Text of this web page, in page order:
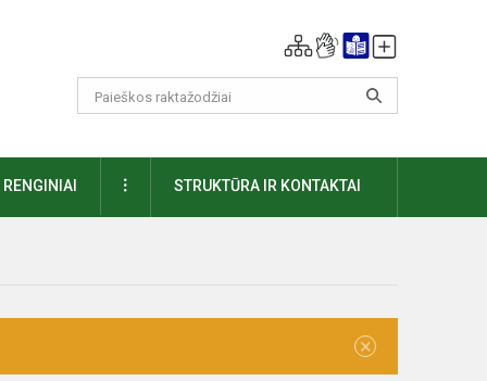
RENGINIAI DAUGIAUSTRUKTŪRA IR KONTAKTAI
×